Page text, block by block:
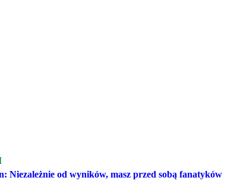
Niezależnie od wyników, masz przed sobą fanatyków